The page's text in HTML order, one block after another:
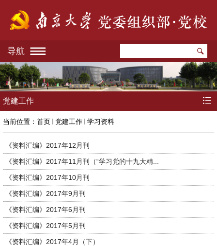
导航
党建工作
当前位置： 首页 党建工作 学习资料
《资料汇编》2017年12月刊
《资料汇编》2017年11月刊（“学习党的十九大精...
《资料汇编》2017年10月刊
《资料汇编》2017年9月刊
《资料汇编》2017年6月刊
《资料汇编》2017年5月刊
《资料汇编》2017年4月（下）